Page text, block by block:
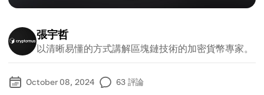
張宇哲
以清晰易懂的方式講解區塊鏈技術的加密貨幣專家。
October 08, 2024 63 評論